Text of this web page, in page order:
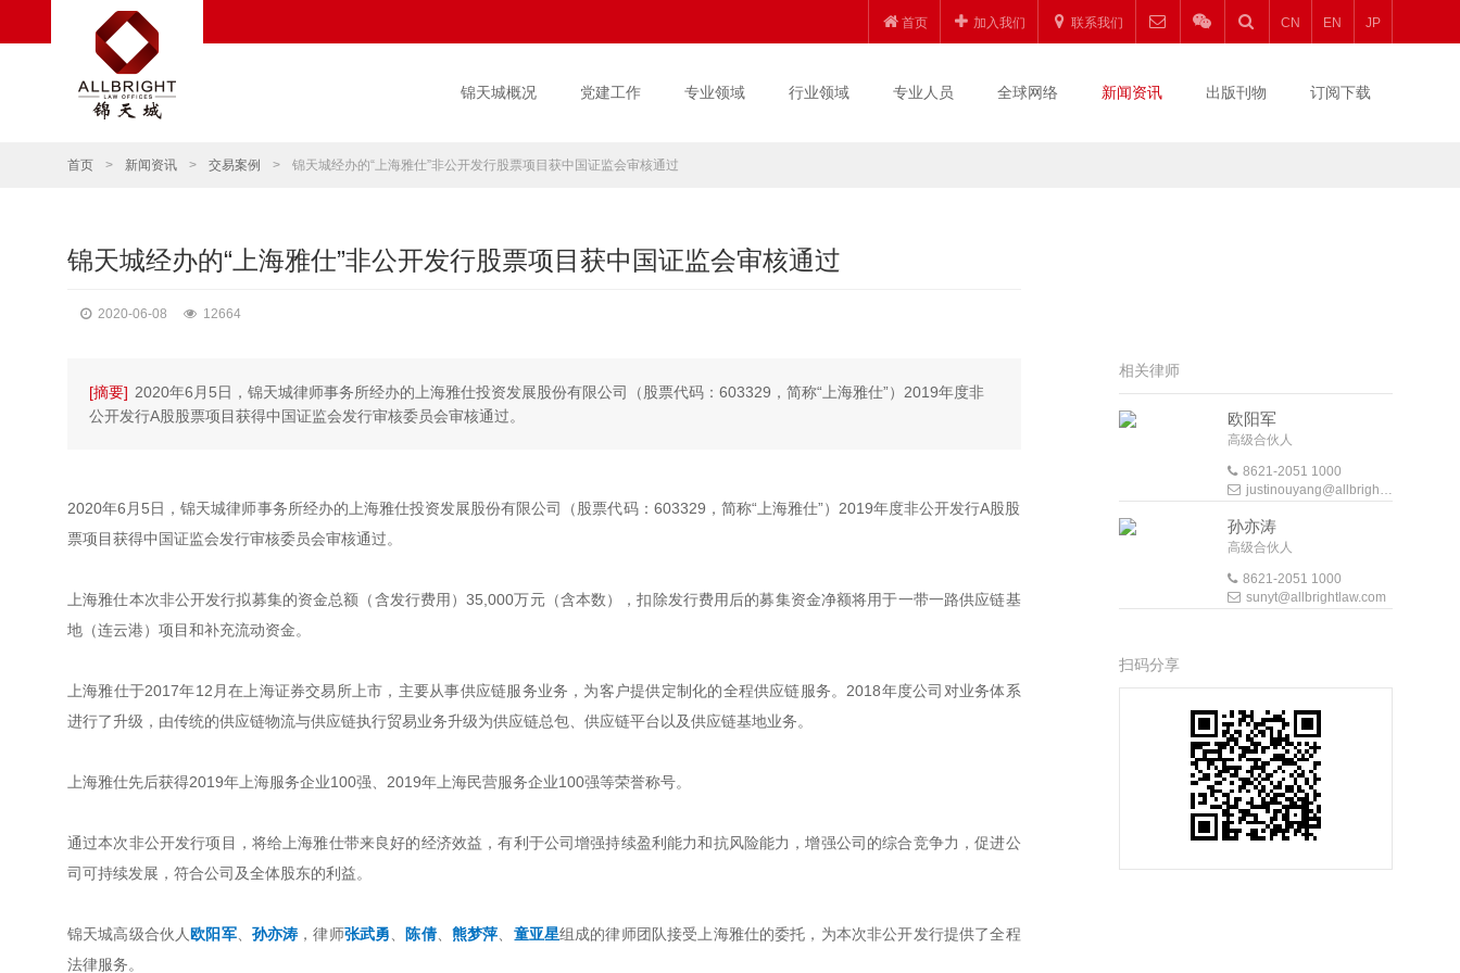
首页 加入我们 联系我们 CN EN JP
锦天城概况 党建工作 专业领域 行业领域 专业人员 全球网络 新闻资讯 出版刊物 订阅下载
首页 > 新闻资讯 > 交易案例 > 锦天城经办的“上海雅仕”非公开发行股票项目获中国证监会审核通过
锦天城经办的“上海雅仕”非公开发行股票项目获中国证监会审核通过
2020-06-08 12664
[摘要] 2020年6月5日，锦天城律师事务所经办的上海雅仕投资发展股份有限公司（股票代码：603329，简称“上海雅仕”）2019年度非
公开发行A股股票项目获得中国证监会发行审核委员会审核通过。
2020年6月5日，锦天城律师事务所经办的上海雅仕投资发展股份有限公司（股票代码：603329，简称“上海雅仕”）2019年度非公开发行A股股
票项目获得中国证监会发行审核委员会审核通过。
上海雅仕本次非公开发行拟募集的资金总额（含发行费用）35,000万元（含本数），扣除发行费用后的募集资金净额将用于一带一路供应链基
地（连云港）项目和补充流动资金。
上海雅仕于2017年12月在上海证券交易所上市，主要从事供应链服务业务，为客户提供定制化的全程供应链服务。2018年度公司对业务体系
进行了升级，由传统的供应链物流与供应链执行贸易业务升级为供应链总包、供应链平台以及供应链基地业务。
上海雅仕先后获得2019年上海服务企业100强、2019年上海民营服务企业100强等荣誉称号。
通过本次非公开发行项目，将给上海雅仕带来良好的经济效益，有利于公司增强持续盈利能力和抗风险能力，增强公司的综合竞争力，促进公
司可持续发展，符合公司及全体股东的利益。
锦天城高级合伙人 欧阳军、 孙亦涛 ，律师张武勇 陈倩、 熊梦萍 童亚星组成的律师团队接受上海雅仕的委托，为本次非公开发行提供了全程
法律服务。
相关律师
欧阳军
高级合伙人
8621-2051 1000
justinouyang@allbrightlaw.com
孙亦涛
高级合伙人
8621-2051 1000
sunyt@allbrightlaw.com
扫码分享